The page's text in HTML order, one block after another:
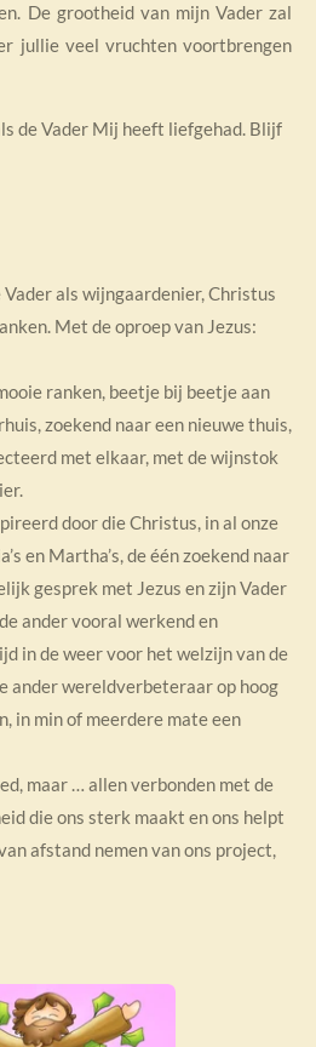
De grootheid van mijn Vader zal
jullie veel vruchten voortbrengen
de Vader Mij heeft liefgehad. Blijf
als wijngaardenier, Christus
Met de oproep van Jezus:
ranken, beetje bij beetje aan
zoekend naar een nieuwe thuis,
met elkaar, met de wijnstok
door die Christus, in al onze
en Martha’s, de één zoekend naar
gesprek met Jezus en zijn Vader
ander vooral werkend en
in de weer voor het welzijn van de
ander wereldverbeteraar op hoog
in min of meerdere mate een
maar … allen verbonden met de
die ons sterk maakt en ons helpt
afstand nemen van ons project,